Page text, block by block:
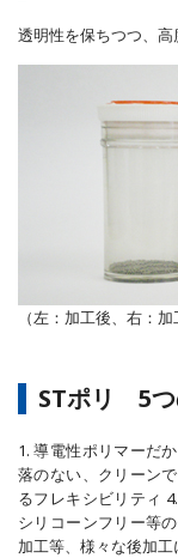
透明性を保ちつつ、高
（左：加工後、右：加
STポリ 5つ
1. 導電性ポリマーだ
落のない、クリーン
るフレキシビリティ
シリコーンフリー等
加工等、様々な後加工